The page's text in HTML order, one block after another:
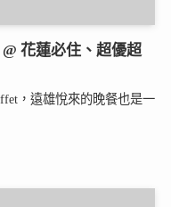
花蓮必住、超優超
，遠雄悅來的晚餐也是一